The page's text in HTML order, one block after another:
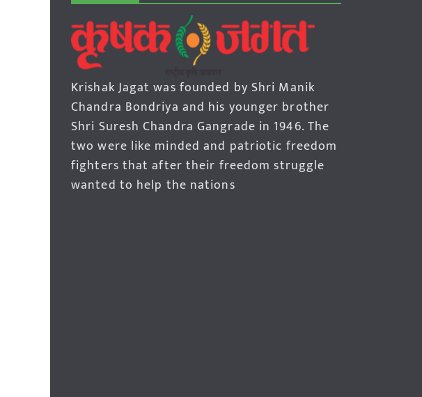
Krishak Jagat was founded by Shri Manik
Chandra Bondriya and his younger brother
Shri Suresh Chandra Gangrade in 1946. The
two were like minded and patriotic freedom
fighters that after their freedom struggle
wanted to help the nations